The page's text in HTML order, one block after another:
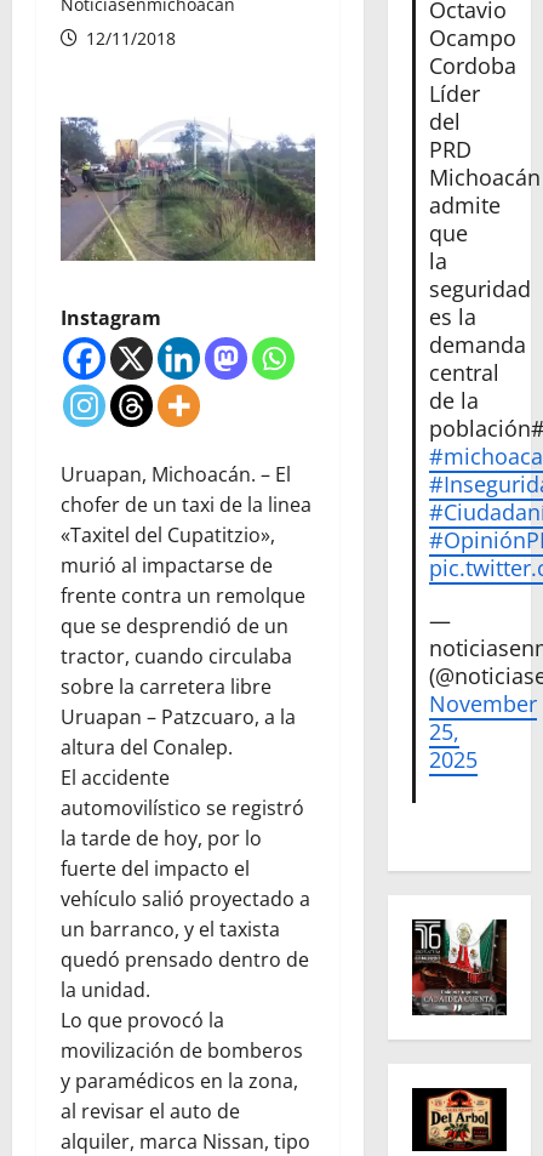
Noticiasenmichoacan
12/11/2018
Instagram
Uruapan, Michoacán. – El
chofer de un taxi de la linea
«Taxitel del Cupatitzio»,
murió al impactarse de
frente contra un remolque
que se desprendió de un
tractor, cuando circulaba
sobre la carretera libre
Uruapan – Patzcuaro, a la
altura del Conalep.
El accidente
automovilístico se registró
la tarde de hoy, por lo
fuerte del impacto el
vehículo salió proyectado a
un barranco, y el taxista
quedó prensado dentro de
la unidad.
Lo que provocó la
movilización de bomberos
y paramédicos en la zona,
al revisar el auto de
alquiler, marca Nissan, tipo
Octavio
Ocampo
Cordoba
Líder
del
PRD
Michoacán
admite
que
la
seguridad
es la
demanda
central
de la
—
November
25,
2025